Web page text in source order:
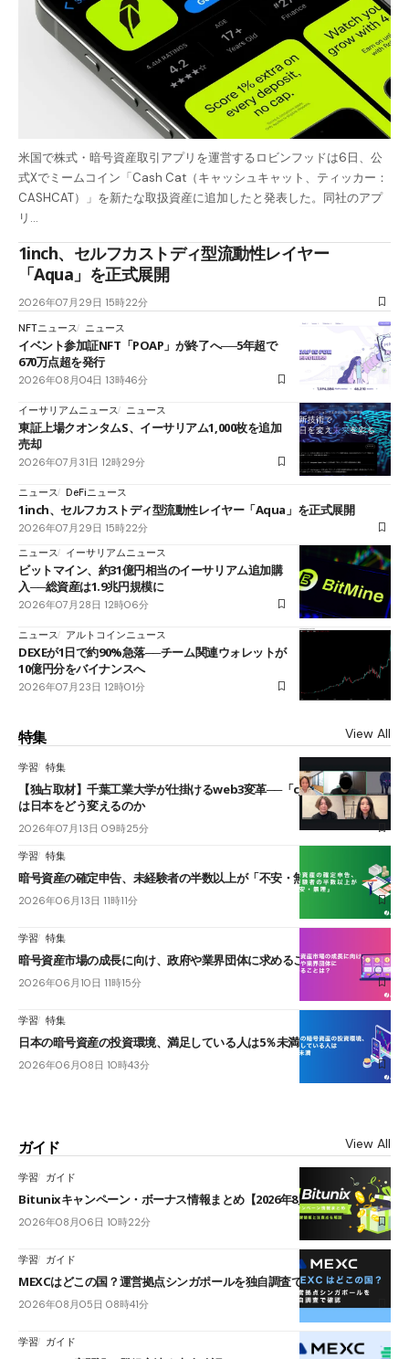
米国で株式・暗号資産取引アプリを運営するロビンフッドは6日、公
式Xでミームコイン「Cash Cat（キャッシュキャット、ティッカー：
CASHCAT）」を新たな取扱資産に追加したと発表した。同社のアプ
リ…
1inch、セルフカストディ型流動性レイヤー
「Aqua」を正式展開
2026年07月29日 15時22分
NFTニュース
ニュース
イベント参加証NFT「POAP」が終了へ──5年超で
670万点超を発行
2026年08月04日 13時46分
イーサリアムニュース ニュース
東証上場クオンタムS、イーサリアム1,000枚を追加
売却
2026年07月31日 12時29分
ニュース DeFiニュース
1inch、セルフカストディ型流動性レイヤー「Aqua」を正式展開
2026年07月29日 15時22分
ニュース
イーサリアムニュース
ビットマイン、約31億円相当のイーサリアム追加購
入──総資産は1.9兆円規模に
2026年07月28日 12時06分
ニュース アルトコインニュース
DEXEが1日で約90%急落──チーム関連ウォレットが
10億円分をバイナンスへ
2026年07月23日 12時01分
特集 View All
学習 特集
【独占取材】千葉工業大学が仕掛けるweb3変革──「cJPY」とAIの融合
は日本をどう変えるのか
2026年07月13日 09時25分
学習 特集
暗号資産の確定申告、未経験者の半数以上が「不安・無理」
2026年06月13日 11時11分
学習 特集
暗号資産市場の成長に向け、政府や業界団体に求めることは？
2026年06月10日 11時15分
学習 特集
日本の暗号資産の投資環境、満足している人は5％未満
2026年06月08日 10時43分
ガイド View All
学習 ガイド
Bitunixキャンペーン・ボーナス情報まとめ【2026年8月最新】
2026年08月06日 10時22分
学習 ガイド
MEXCはどこの国？運営拠点シンガポールを独自調査で確認
2026年08月05日 08時41分
学習 ガイド